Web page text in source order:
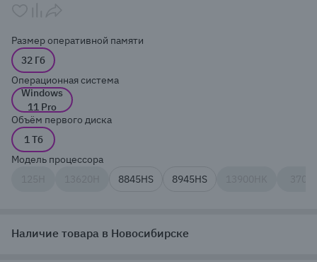
Размер оперативной памяти
32 Гб
Операционная система
Windows
11 Pro
Объём первого диска
1 Тб
Модель процессора
8845HS 8945HS
Наличие товара в Новосибирске